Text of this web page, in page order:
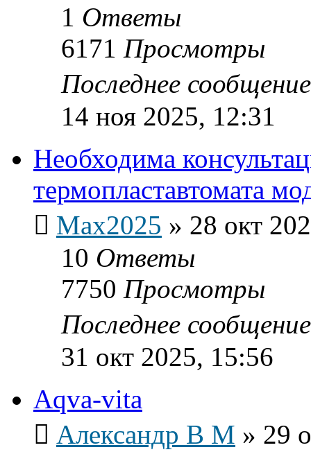
1 Ответы
6171 Просмотры
Последнее
14 ноя 2025, 12:31
Необходима
термопластавтомата
Max2025 » 28 окт
10 Ответы
7750 Просмотры
Последнее
31 окт 2025, 15:56
Aqva-vita
Александр В М » 29